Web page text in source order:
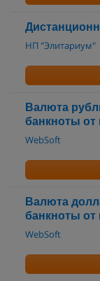
НП "Элитариум"
Валюта
банкноты
WebSoft
Валюта
банкноты
WebSoft